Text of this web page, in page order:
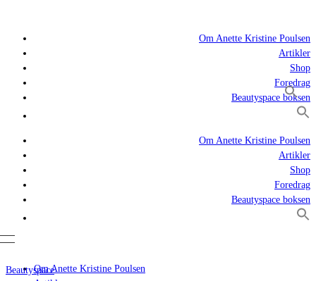
Om Anette Kristine Poulsen
Artikler
Shop
Foredrag
Beautyspace boksen
Om Anette Kristine Poulsen
Artikler
Shop
Foredrag
Beautyspace boksen
Om Anette Kristine Poulsen
Beautyspace